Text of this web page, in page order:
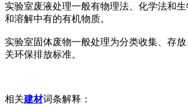
实验室废液处理一般有物理法、化学法和
和溶解中有的有机物质。
实验室固体废物一般处理为分类收集、存
关环保排放标准。
相关建材词条解释：